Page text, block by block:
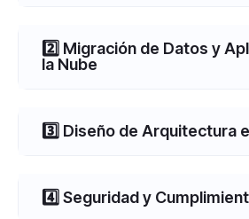
2️⃣ Migración de Datos y
la Nube
3️⃣ Diseño de Arquitectura
4️⃣ Seguridad y